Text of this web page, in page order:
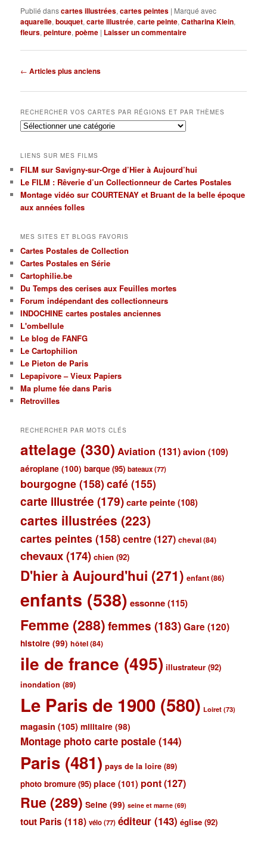
Publié danscartes illustrées,cartes peintes | Marqué avec
aquarelle,bouquet,carte illustrée,carte peinte,Catharina Klein,
fleurs,peinture,poème | Laisser un commentaire
Navigation
articles
← Articles plus anciens
RECHERCHER VOS CARTES PAR RÉGIONS ET PAR THÈMES
Rechercher
par
régions
et
par
thèmes
LIENS SUR MES FILMS
FILM sur Savigny-sur-Orge d’Hier à Aujourd’hui
Le FILM : Rêverie d’un Collectionneur de Cartes Postales
Montage vidéo sur COURTENAY et Bruant de la belle époque
aux années folles
MES SITES ET BLOGS FAVORIS
Cartes Postales de Collection
Cartes Postales en Série
Cartophilie.be
Du Temps des cerises aux Feuilles mortes
Forum indépendant des collectionneurs
INDOCHINE cartes postales anciennes
L'ombellule
Le blog de FANFG
Le Cartophilion
Le Pieton de Paris
Lepapivore – Vieux Papiers
Ma plume fée dans Paris
Retrovilles
RECHERCHER PAR MOTS CLÉS
attelage (330) Aviation (131) avion (109)
aéroplane (100) barque (95) bateaux(77)
bourgogne (158) café (155)
carte illustrée (179) carte peinte (108)
cartes illustrées (223)
cartes peintes (158) centre(127) cheval(84)
chevaux(174) chien (92)
D'hier à Aujourd'hui (271) enfant(86)
enfants (538) essonne(115)
Femme (288)femmes (183)Gare (120)
histoire (99) hôtel(84)
ile de france (495) illustrateur (92)
inondation (89)
Le Paris de 1900 (580) Loiret (73)
magasin (105) militaire (98)
Montage photo carte postale (144)
Paris (481) pays de la loire (89)
photo bromure (95) place (101) pont(127)
Rue (289) Seine (99) seine et marne (69)
tout Paris (118) vélo(77) éditeur (143) église (92)